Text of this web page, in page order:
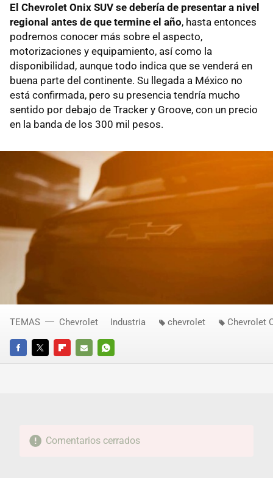
El Chevrolet Onix SUV se debería de presentar a nivel
regional antes de que termine el año, hasta entonces
podremos conocer más sobre el aspecto,
motorizaciones y equipamiento, así como la
disponibilidad, aunque todo indica que se venderá en
buena parte del continente. Su llegada a México no
está confirmada, pero su presencia tendría mucho
sentido por debajo de Tracker y Groove, con un precio
en la banda de los 300 mil pesos.
FACEBOOKTWITTERFLIPBOARD
E-
WHATSAPP
TEMAS Chevrolet Industria chevrolet Chevrolet
Comentarios cerrados